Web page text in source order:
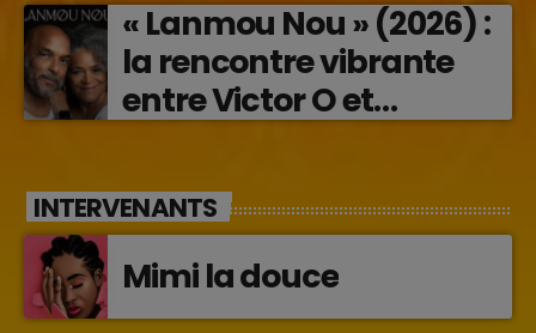
« Lanmou Nou » (2026) :
la rencontre vibrante
entre Victor O et
INTERVENANTS
Mimi la douce